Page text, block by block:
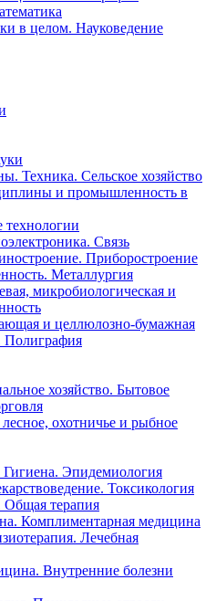
в целом. Науковедение
Техника. Сельское хозяйство
и промышленность в
Связь
Приборостроение
Металлургия
микробиологическая и
и целлюлозно-бумажная
Полиграфия
хозяйство. Бытовое
охотничье и рыбное
Гигиена. Эпидемиология
Токсикология
Общая терапия
Комплиментарная медицина
Лечебная
Внутренние болезни